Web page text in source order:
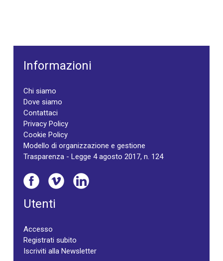
Informazioni
Chi siamo
Dove siamo
Contattaci
Privacy Policy
Cookie Policy
Modello di organizzazione e gestione
Trasparenza - Legge 4 agosto 2017, n. 124
Utenti
Accesso
Registrati subito
Iscriviti alla Newsletter